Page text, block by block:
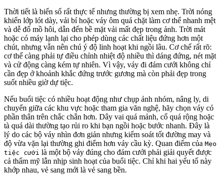
Thời tiết là biến số rất thực tế nhưng thường bị xem nhẹ. Trời nóng
khiến lớp lót dày, vải bí hoặc váy ôm quá chặt làm cơ thể nhanh mệt
và dễ đổ mồ hôi, dẫn đến bề mặt vải mất đẹp trong ảnh. Trời mát
hoặc có máy lạnh lại cho phép dùng các chất liệu đứng hơn một
chút, nhưng vẫn nên chú ý độ linh hoạt khi ngồi lâu. Cơ chế rất rõ:
cơ thể càng phải tự điều chỉnh nhiệt độ nhiều thì dáng đứng, nét mặt
và cử động càng kém tự nhiên. Vì vậy, váy đi đám cưới không chỉ
cần đẹp ở khoảnh khắc đứng trước gương mà còn phải đẹp trong
suốt nhiều giờ dự tiệc.
Nếu buổi tiệc có nhiều hoạt động như chụp ảnh nhóm, nâng ly, di
chuyển giữa các khu vực hoặc tham gia văn nghệ, hãy chọn váy có
phần thân trên chắc chắn hơn. Dây vai quá mảnh, cổ quá rộng hoặc
tà quá dài thường tạo rủi ro khi bạn ngồi hoặc bước nhanh. Đây là
lý do các bộ váy nhìn đơn giản nhưng kiểm soát tốt đường may và
độ vừa vặn lại thường ghi điểm hơn váy cầu kỳ. Quan điểm của Mẹo
tiệc cưới là một bộ váy đúng cho đám cưới phải giải quyết được
cả thẩm mỹ lẫn nhịp sinh hoạt của buổi tiệc. Chỉ khi hai yếu tố này
khớp nhau, vẻ sang mới là vẻ sang bền.